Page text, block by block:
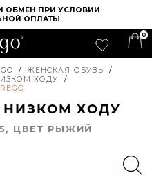
ОБМЕН ПРИ УСЛОВИИ
ОПЛАТЫ
0
/ ЖЕНСКАЯ ОБУВЬ
/
ХОДУ
/
ХОДУ
ЦВЕТ РЫЖИЙ